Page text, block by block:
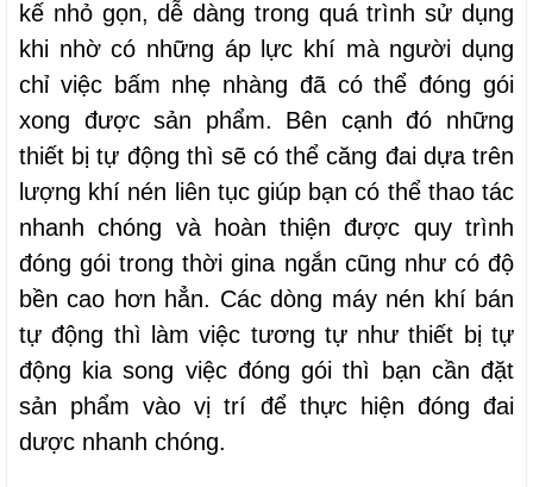
kế nhỏ gọn, dễ dàng trong quá trình sử dụng
khi nhờ có những áp lực khí mà người dụng
chỉ việc bấm nhẹ nhàng đã có thể đóng gói
xong được sản phẩm. Bên cạnh đó những
thiết bị tự động thì sẽ có thể căng đai dựa trên
lượng khí nén liên tục giúp bạn có thể thao tác
nhanh chóng và hoàn thiện được quy trình
đóng gói trong thời gina ngắn cũng như có độ
bền cao hơn hẳn. Các dòng máy nén khí bán
tự động thì làm việc tương tự như thiết bị tự
động kia song việc đóng gói thì bạn cần đặt
sản phẩm vào vị trí để thực hiện đóng đai
dược nhanh chóng.